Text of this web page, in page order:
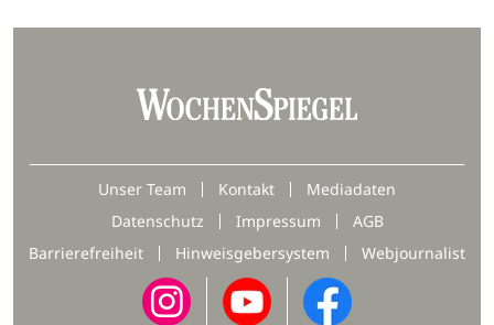
Unser Team Kontakt
Mediadaten
Datenschutz
Impressum
AGB
Barrierefreiheit
Hinweisgebersystem Webjournalist